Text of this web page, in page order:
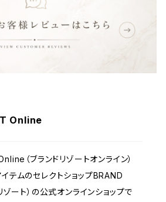
Online
（ブランドリゾートオンライン）
イテムのセレクトショップBRAND
ゾート）の公式オンラインショップで